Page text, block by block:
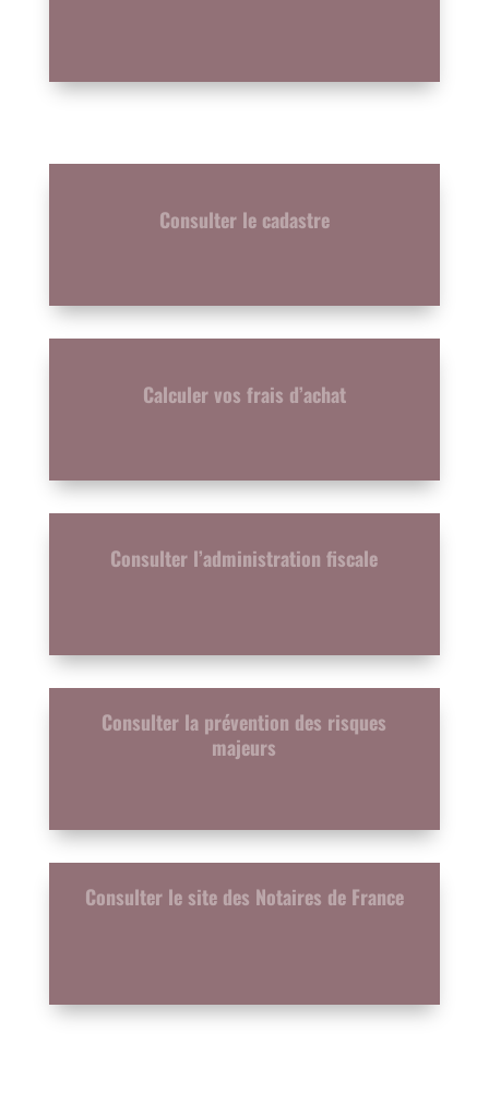
Consulter le cadastre
Calculer vos frais d’achat
Consulter l’administration fiscale
Consulter la prévention des risques
majeurs
Consulter le site des Notaires de France